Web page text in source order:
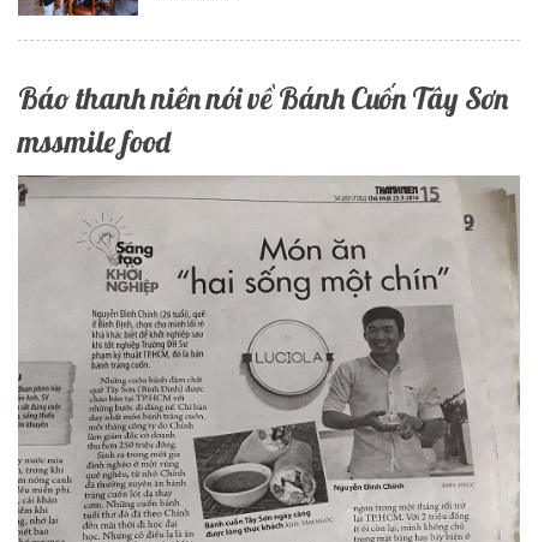
Báo thanh niên nói về Bánh Cuốn Tây Sơn
mssmile food